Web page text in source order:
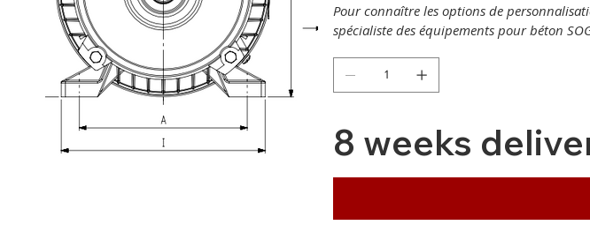
Pour connaître les options de
spécialiste des équipements pour béton
8 weeks